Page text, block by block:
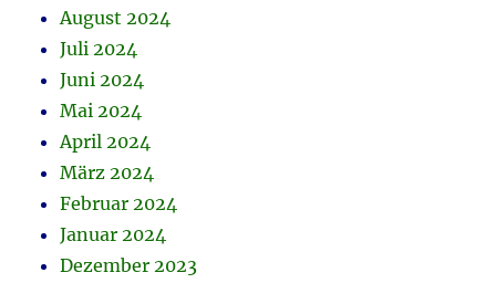
August 2024
Juli 2024
Juni 2024
Mai 2024
April 2024
März 2024
Februar 2024
Januar 2024
Dezember 2023